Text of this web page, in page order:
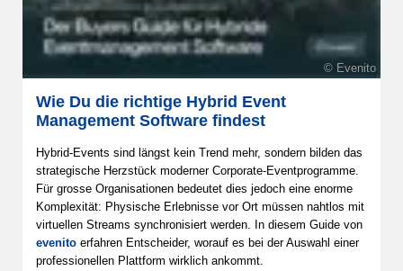
© Evenito
Wie Du die richtige Hybrid Event
Management Software findest
Hybrid-Events sind längst kein Trend mehr, sondern bilden das
strategische Herzstück moderner Corporate-Eventprogramme.
Für grosse Organisationen bedeutet dies jedoch eine enorme
Komplexität: Physische Erlebnisse vor Ort müssen nahtlos mit
virtuellen Streams synchronisiert werden. In diesem Guide von
evenito erfahren Entscheider, worauf es bei der Auswahl einer
professionellen Plattform wirklich ankommt.